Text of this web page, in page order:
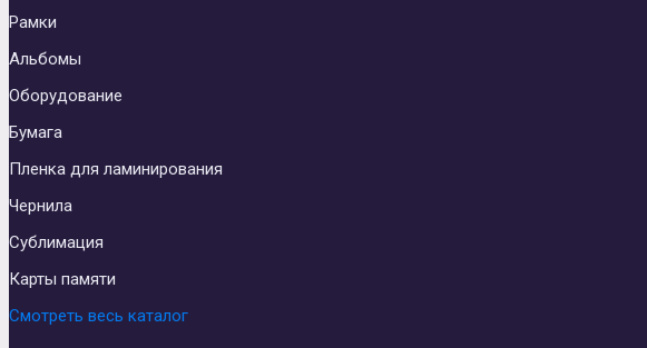
Рамки
Альбомы
Оборудование
Бумага
Пленка для ламинирования
Чернила
Сублимация
Карты памяти
Смотреть весь каталог